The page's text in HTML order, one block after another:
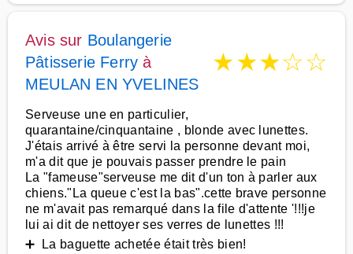
Avis sur Boulangerie
Pâtisserie Ferry à
MEULAN EN YVELINES
★★★☆☆
Serveuse une en particulier,
quarantaine/cinquantaine , blonde avec lunettes.
J'étais arrivé à être servi la personne devant moi,
m'a dit que je pouvais passer prendre le pain
La "fameuse"serveuse me dit d'un ton à parler aux
chiens."La queue c'est la bas".cette brave personne
ne m'avait pas remarqué dans la file d'attente '!!!je
lui ai dit de nettoyer ses verres de lunettes !!!
➕ La baguette achetée était très bien!